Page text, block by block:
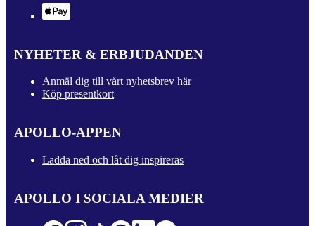
NYHETER & ERBJUDANDEN
Anmäl dig till vårt nyhetsbrev här
Köp presentkort
APOLLO-APPEN
Ladda ned och låt dig inspireras
APOLLO I SOCIALA MEDIER